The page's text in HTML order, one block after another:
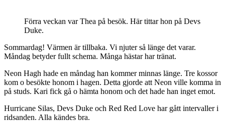
Förra veckan var Thea på besök. Här tittar hon på Devs
Duke.
Sommardag! Värmen är tillbaka. Vi njuter så länge det varar.
Måndag betyder fullt schema. Många hästar har tränat.
Neon Hagh hade en måndag han kommer minnas länge. Tre kossor
kom o besökte honom i hagen. Detta gjorde att Neon ville komma in
på studs. Kari fick gå o hämta honom och det hade han inget emot.
Hurricane Silas, Devs Duke och Red Red Love har gått intervaller i
ridsanden. Alla kändes bra.